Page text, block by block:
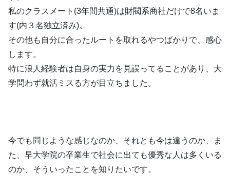
私のクラスメート(3年間共通)は財閥系商社だけで8名いま
す(内３名独立済み)。
その他も自分に合ったルートを取れるやつばかりで、感心
します。
特に浪人経験者は自身の実力を見誤ってることがあり、大
学問わず就活ミスる方が目立ちました。
今でも同じような感じなのか、それとも今は違うのか、ま
た、早大学院の卒業生で社会に出ても優秀な人は多くいる
のか、そういったことを知りたいです。